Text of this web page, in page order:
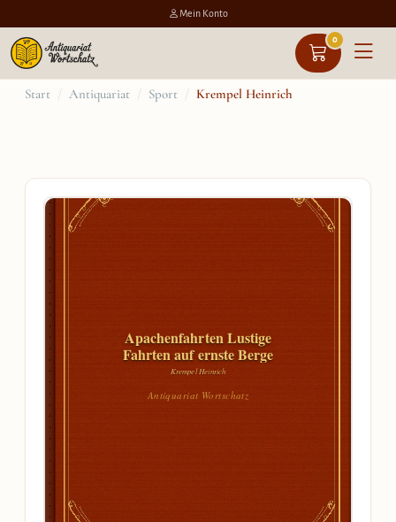
Mein Konto
0
ZumStart / Antiquariat / Sport / Krempel Heinrich
Apachenfahrten Lustige
Fahrten auf ernste Berge
Krempel Heinrich
Antiquariat Wortschatz